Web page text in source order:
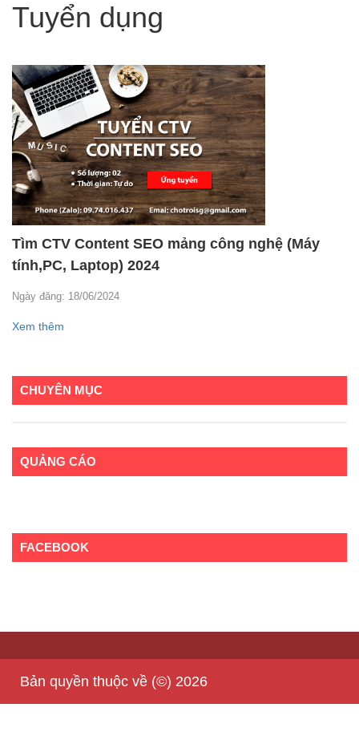
Tuyển dụng
Tìm CTV Content SEO mảng công nghệ (Máy
tính,PC, Laptop) 2024
Ngày đăng: 18/06/2024
Xem thêm
CHUYÊN MỤC
QUẢNG CÁO
FACEBOOK
Bản quyền thuộc về (©) 2026